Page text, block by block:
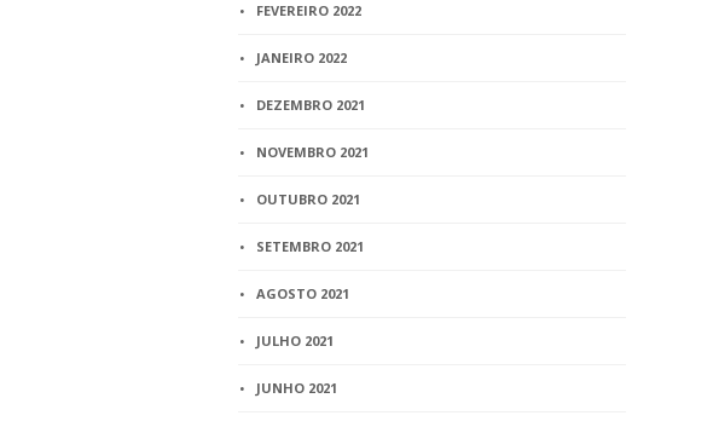
FEVEREIRO 2022
JANEIRO 2022
DEZEMBRO 2021
NOVEMBRO 2021
OUTUBRO 2021
SETEMBRO 2021
AGOSTO 2021
JULHO 2021
JUNHO 2021